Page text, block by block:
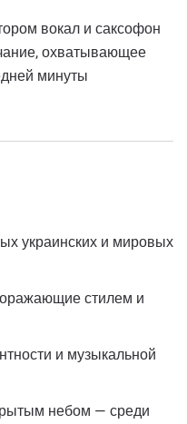
вокал и саксофон
охватывающее
минуты
украинских и мировых
стилем и
и музыкальной
небом — среди